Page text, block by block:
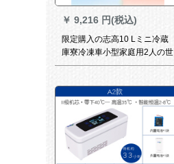
￥ 9,216 円(税込)
限定購入の志高10 Lミニ冷蔵
庫寮冷凍車小型家庭用2人の世
界冷蔵単蔵庫20 Lダブコアバ